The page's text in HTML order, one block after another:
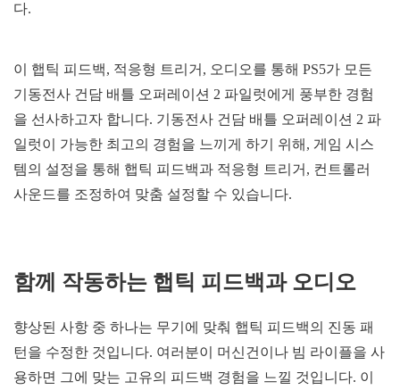
다.
이 햅틱 피드백, 적응형 트리거, 오디오를 통해 PS5가 모든
기동전사 건담 배틀 오퍼레이션 2 파일럿에게 풍부한 경험
을 선사하고자 합니다. 기동전사 건담 배틀 오퍼레이션 2 파
일럿이 가능한 최고의 경험을 느끼게 하기 위해, 게임 시스
템의 설정을 통해 햅틱 피드백과 적응형 트리거, 컨트롤러
사운드를 조정하여 맞춤 설정할 수 있습니다.
함께 작동하는 햅틱 피드백과 오디오
향상된 사항 중 하나는 무기에 맞춰 햅틱 피드백의 진동 패
턴을 수정한 것입니다. 여러분이 머신건이나 빔 라이플을 사
용하면 그에 맞는 고유의 피드백 경험을 느낄 것입니다. 이